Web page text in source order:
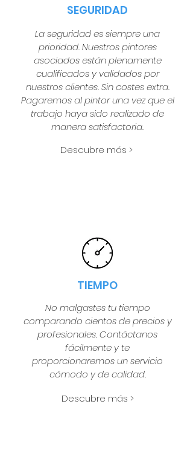
SEGURIDAD
La seguridad es siempre una
prioridad. Nuestros pintores
asociados están plenamente
cualificados y validados por
nuestros clientes. Sin costes extra.
Pagaremos al pintor una vez que el
trabajo haya sido realizado de
manera satisfactoria.
Descubre más >
TIEMPO
No malgastes tu tiempo
comparando cientos de precios y
profesionales. Contáctanos
fácilmente y te
proporcionaremos un servicio
cómodo y de calidad.
Descubre más >